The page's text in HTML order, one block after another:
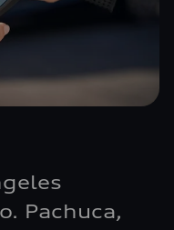
Pachuca,